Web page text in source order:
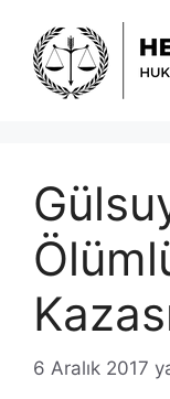
6 Aralık 2017